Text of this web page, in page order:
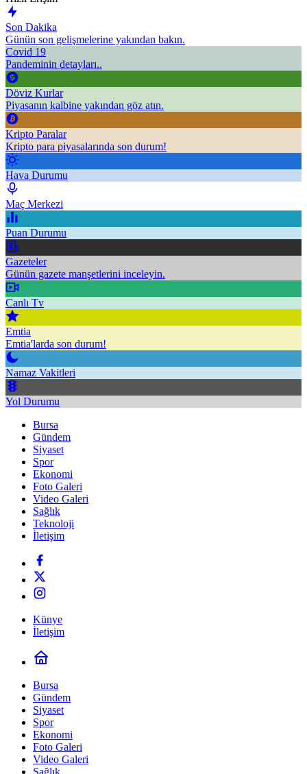
Son Dakika
Günün son gelişmelerine yakından bakın.
Covid 19
Pandeminin detayları..
Döviz Kurlar
Piyasanın kalbine yakından göz atın.
Kripto Paralar
Kripto para piyasalarında son durum!
Hava Durumu
Maç Merkezi
Puan Durumu
Gazeteler
Günün gazete manşetlerini inceleyin.
Canlı Tv
Emtia
Emtia'larda son durum!
Namaz Vakitleri
Yol Durumu
Bursa
Gündem
Siyaset
Spor
Ekonomi
Foto Galeri
Video Galeri
Sağlık
Teknoloji
İletişim
Künye
İletişim
Bursa
Gündem
Siyaset
Spor
Ekonomi
Foto Galeri
Video Galeri
Sağlık